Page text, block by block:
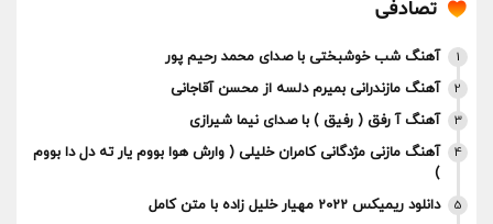
تصادفی
1 آهنگ شب خوشبختی با صدای محمد رحیم پور
2 آهنگ مازندرانی بمیرم دلسه از محسن آقاجانی
3 آهنگ آ رفق ( رفیق ) با صدای نیما شیرازی
4
آهنگ مازنی مژدگانی کامران خلیلی ( وارش هوا بووم یار ته دل دا بووم
)
5 دانلود ریمیکس 2022 مهیار خلیل زاده با متن کامل